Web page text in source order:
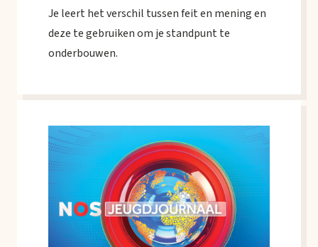
Je leert het verschil tussen feit en mening en
deze te gebruiken om je standpunt te
onderbouwen.